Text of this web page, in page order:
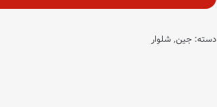
دسته:جین,شلوار